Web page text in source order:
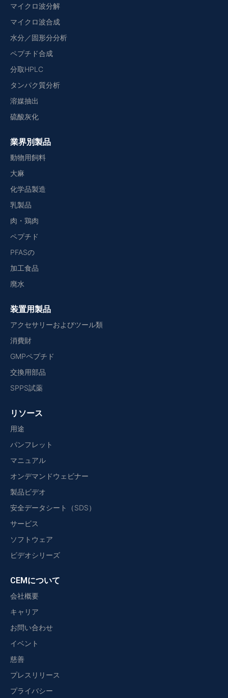
マイクロ波分解
マイクロ波合成
水分／固形分分析
ペプチド合成
分取HPLC
タンパク質分析
溶媒抽出
硫酸灰化
業界別製品
動物用飼料
大麻
化学品製造
乳製品
肉・鶏肉
ペプチド
PFASの
加工食品
廃水
装置用製品
アクセサリーおよびツール類
消費財
GMPペプチド
交換用部品
SPPS試薬
リソース
用途
パンフレット
マニュアル
オンデマンドウェビナー
製品ビデオ
安全データシート（SDS）
サービス
ソフトウェア
ビデオシリーズ
CEMについて
会社概要
キャリア
お問い合わせ
イベント
慈善
プレスリリース
プライバシー